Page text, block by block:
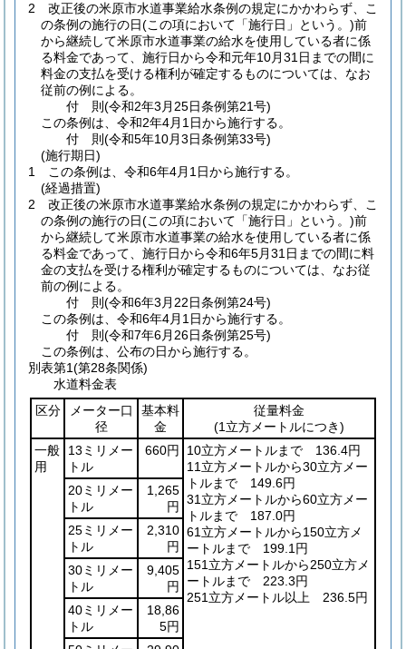
2
改正後の米原市水道事業給水条例の規定にかかわらず、こ
の条例の施行の日(この項において「施行日」という。)前
から継続して米原市水道事業の給水を使用している者に係
る料金であって、施行日から令和元年10月31日までの間に
料金の支払を受ける権利が確定するものについては、なお
従前の例による。
付 則(令和2年3月25日条例第21号)
この条例は、令和2年4月1日から施行する。
付 則(令和5年10月3日条例第33号)
(施行期日)
1
この条例は、令和6年4月1日から施行する。
(経過措置)
2
改正後の米原市水道事業給水条例の規定にかかわらず、こ
の条例の施行の日(この項において「施行日」という。)前
から継続して米原市水道事業の給水を使用している者に係
る料金であって、施行日から令和6年5月31日までの間に料
金の支払を受ける権利が確定するものについては、なお従
前の例による。
付 則(令和6年3月22日条例第24号)
この条例は、令和6年4月1日から施行する。
付 則(令和7年6月26日条例第25号)
この条例は、公布の日から施行する。
別表第1(第28条関係)
水道料金表
区分
メーター口
径
基本料
金
従量料金
(1立方メートルにつき)
一般
用
13ミリメー
トル
660円
10立方メートルまで 136.4円
11立方メートルから30立方メー
トルまで 149.6円
31立方メートルから60立方メー
トルまで 187.0円
61立方メートルから150立方メ
ートルまで 199.1円
151立方メートルから250立方メ
ートルまで 223.3円
251立方メートル以上 236.5円
20ミリメー
トル
1,265
円
25ミリメー
トル
2,310
円
30ミリメー
トル
9,405
円
40ミリメー
トル
18,86
5円